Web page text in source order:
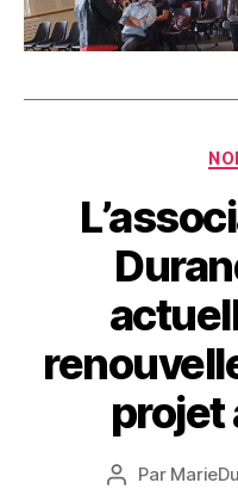
projet
Auteur
Par